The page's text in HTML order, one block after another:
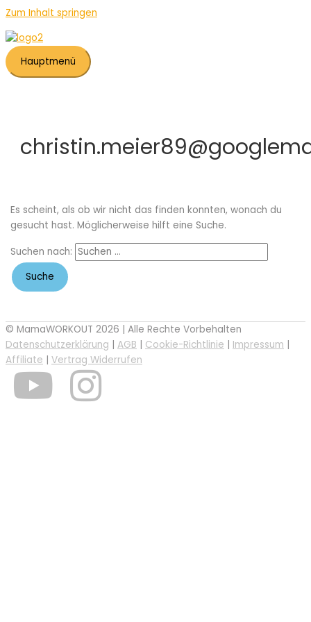
Zum Inhalt springen
Hauptmenü
Es scheint, als ob wir nicht das finden konnten, wonach du
gesucht hast. Möglicherweise hilft eine Suche.
Suchen nach:
© MamaWORKOUT 2026 | Alle Rechte Vorbehalten
Datenschutzerklärung | AGB | Cookie-Richtlinie | Impressum |
Affiliate | Vertrag Widerrufen